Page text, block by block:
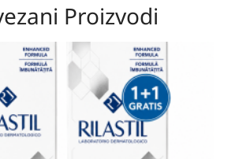
Proizvodi